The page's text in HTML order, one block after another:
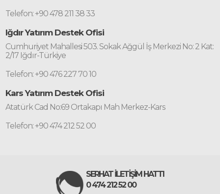
Telefon: +90 478 211 38 33
Iğdır Yatırım Destek Ofisi
Cumhuriyet Mahallesi 503. Sokak Ağgül İş Merkezi No: 2 Kat:
2/17 Iğdır-Türkiye
Telefon: +90 476 227 70 10
Kars Yatırım Destek Ofisi
Atatürk Cad No:69 Ortakapı Mah Merkez-Kars
Telefon: +90 474 212 52 00
SERHAT İLETİŞİM HATTI
0 474 212 52 00